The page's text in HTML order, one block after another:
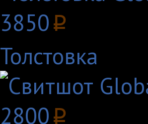
3850p
Толстовка
2800